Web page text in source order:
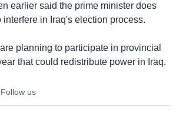
earlier said the prime minister does
interfere in Iraq's election process.
planning to participate in provincial
that could redistribute power in Iraq.
Follow us